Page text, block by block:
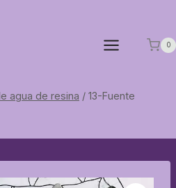
0
agua de resina / 13-Fuente